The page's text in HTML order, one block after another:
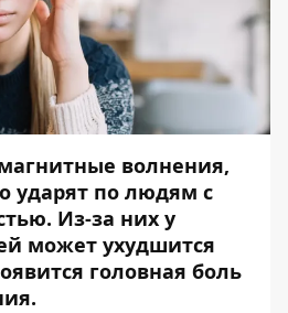
волнения,
ударят по людям с
Из-за них у
может ухудшится
головная боль